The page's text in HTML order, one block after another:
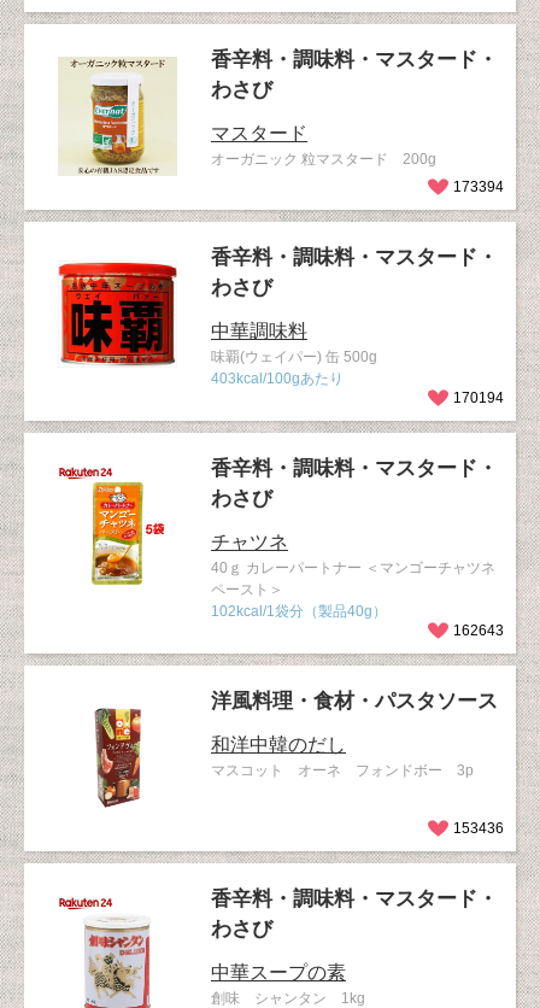
香辛料・調味料・マスタード・
わさび
マスタード
オーガニック 粒マスタード 200g
173394
香辛料・調味料・マスタード・
わさび
中華調味料
味覇(ウェイパー) 缶 500g
403kcal/100gあたり
170194
香辛料・調味料・マスタード・
わさび
チャツネ
40ｇ カレーパートナー ＜マンゴーチャツネ
ペースト＞
102kcal/1袋分（製品40g）
162643
洋風料理・食材・パスタソース
和洋中韓のだし
マスコット オーネ フォンドボー 3p
153436
香辛料・調味料・マスタード・
わさび
中華スープの素
創味 シャンタン 1kg